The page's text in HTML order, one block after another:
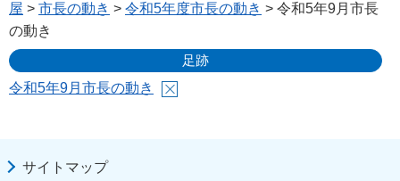
屋 > 市長の動き > 令和5年度市長の動き > 令和5年9月市長
の動き
足跡
令和5年9月市長の動き
サイトマップ